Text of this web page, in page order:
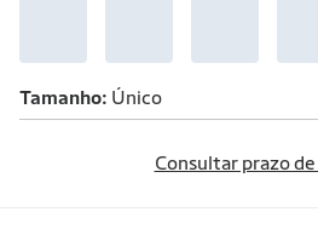
Tamanho Único
Consultar prazo